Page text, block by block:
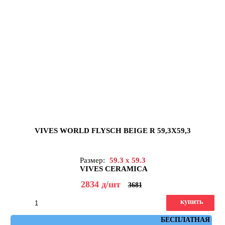
VIVES WORLD FLYSCH BEIGE R 59,3X59,3
Размер:
59.3 x 59.3
VIVES CERAMICA
2834 д/шт 3681
БЕСПЛАТНАЯ
купить